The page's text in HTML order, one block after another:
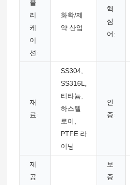
플
리
케
이
션:
화학/제
약 산업
핵
심
어:
재
료:
SS304,
SS316L,
티타늄,
하스텔
로이,
PTFE 라
이닝
인
증:
제
공
보
증